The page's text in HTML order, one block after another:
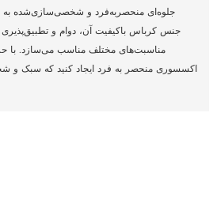
جلوه‌ای منحصربه‌فرد و شخصی‌سازی‌شده
جنس کرباس باکیفیت آن، دوام و
مناسبت‌های مختلف مناسب می‌سازد. با
اکسسوری منحصر به فرد ایجاد کنید که سبک و